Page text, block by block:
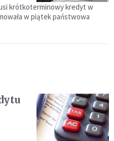
krótkoterminowy kredyt w
w piątek państwowa